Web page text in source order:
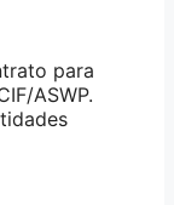
para
ASWP.